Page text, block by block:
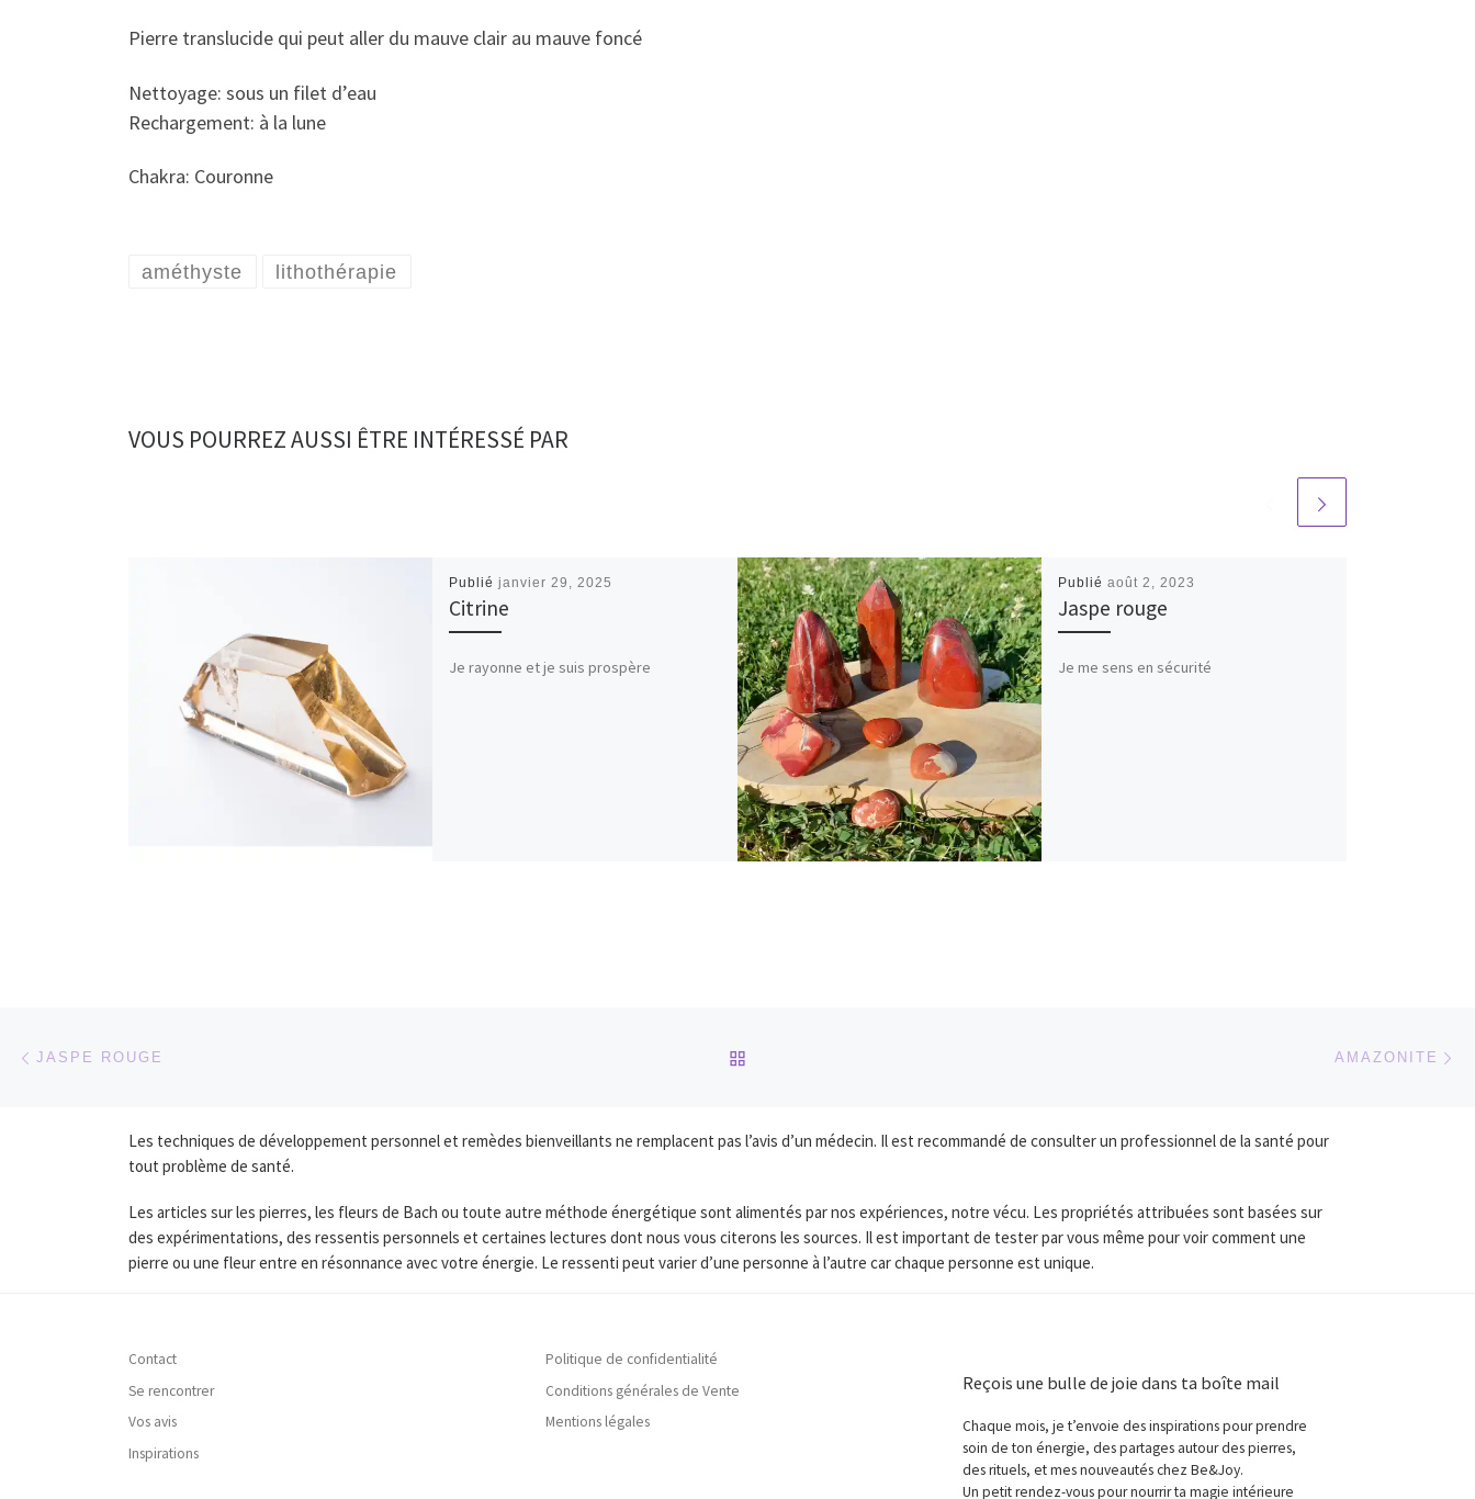
Pierre translucide qui peut aller du mauve clair au mauve foncé
Nettoyage: sous un filet d’eau
Rechargement: à la lune
Chakra: Couronne
améthyste lithothérapie
VOUS POURREZ AUSSI ÊTRE INTÉRESSÉ PAR
Publié janvier 29, 2025
Citrine
Je rayonne et je suis prospère
Publié août 2, 2023
Jaspe rouge
Je me sens en sécurité
Parcourir les articles
JASPE ROUGE AMAZONITE
Les techniques de développement personnel et remèdes bienveillants ne remplacent pas l’avis d’un médecin. Il est recommandé de consulter un professionnel de la santé pour
tout problème de santé.
Les articles sur les pierres, les fleurs de Bach ou toute autre méthode énergétique sont alimentés par nos expériences, notre vécu. Les propriétés attribuées sont basées sur
des expérimentations, des ressentis personnels et certaines lectures dont nous vous citerons les sources. Il est important de tester par vous même pour voir comment une
pierre ou une fleur entre en résonnance avec votre énergie. Le ressenti peut varier d’une personne à l’autre car chaque personne est unique.
Contact
Se rencontrer
Vos avis
Inspirations
Politique de confidentialité
Conditions générales de Vente
Mentions légales
Reçois une bulle de joie dans ta boîte mail
Chaque mois, je t’envoie des inspirations pour prendre
soin de ton énergie, des partages autour des pierres,
des rituels, et mes nouveautés chez Be&Joy.
Un petit rendez-vous pour nourrir ta magie intérieure